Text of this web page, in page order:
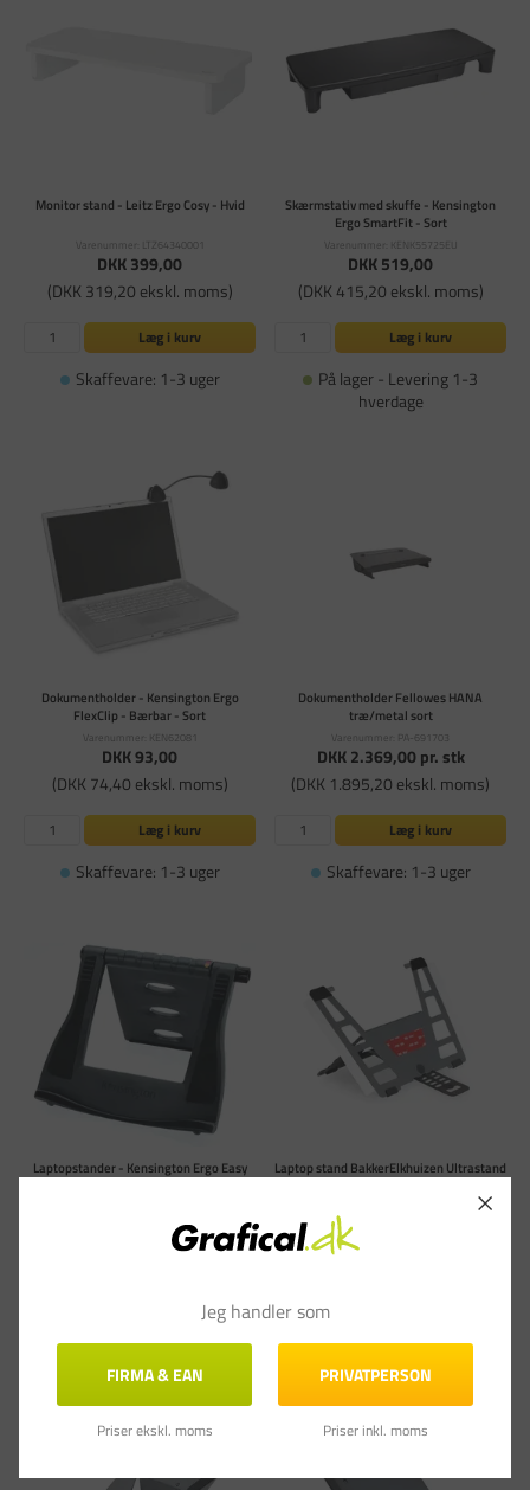
Monitor stand - Leitz Ergo Cosy - Hvid
Varenummer: LTZ64340001
DKK 399,00
(DKK 319,20 ekskl. moms)
Læg i kurv
Skaffevare: 1-3 uger
Skærmstativ med skuffe - Kensington
Ergo SmartFit - Sort
Varenummer: KENK55725EU
DKK 519,00
(DKK 415,20 ekskl. moms)
Læg i kurv
På lager - Levering 1-3
hverdage
Dokumentholder - Kensington Ergo
FlexClip - Bærbar - Sort
Varenummer: KEN62081
DKK 93,00
(DKK 74,40 ekskl. moms)
Læg i kurv
Skaffevare: 1-3 uger
Dokumentholder Fellowes HANA
træ/metal sort
Varenummer: PA-691703
DKK 2.369,00pr. stk
(DKK 1.895,20 ekskl. moms)
Læg i kurv
Skaffevare: 1-3 uger
Laptopstander - Kensington Ergo Easy
DKK 309,00
(DKK 247,20 ekskl. moms)
På lager - Levering 1-3
hverdage
Laptop stand BakkerElkhuizen Ultrastand
DKK 649,00
(DKK 519,20 ekskl. moms)
Skaffevare: 1-3 uger
Jeg handler som
FIRMA & EAN
Priser ekskl. moms
PRIVATPERSON
Priser inkl. moms